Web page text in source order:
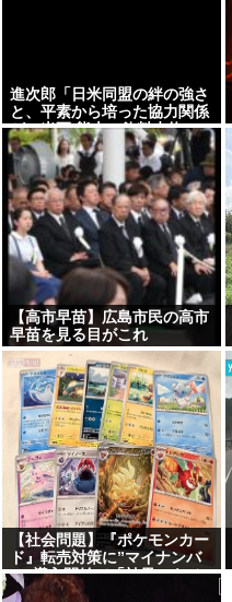
進次郎「日米同盟の絆の強さ
と、平素から培った協力関係
が」米軍 熊本に飲料水約16
トン支援
【高市早苗】広島市民の高市
早苗を見る目がこれ
【社会問題】『ポケモンカー
ド』転売対策に”マイナンバ
ー”導入開始で「効果テキメ
ン」広がる新システム